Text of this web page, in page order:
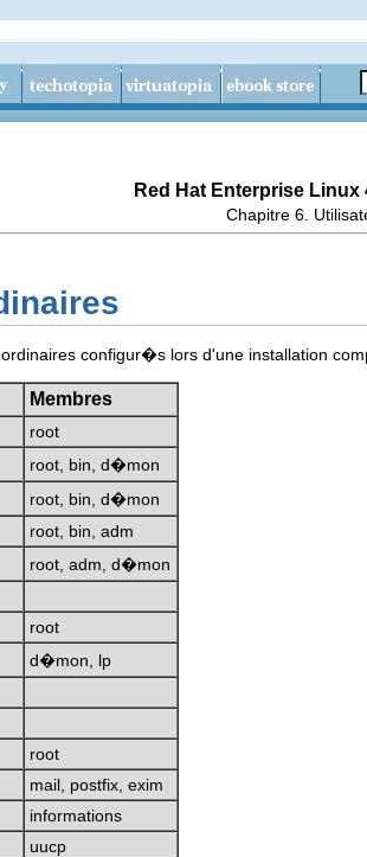
Red Hat Enterprise
Chapitre 6.
configur�s lors d'une installation
Membres
root
root, bin, d�mon
root, bin, d�mon
root, bin, adm
root, adm, d�mon
root
d�mon, lp
root
mail, postfix, exim
informations
uucp